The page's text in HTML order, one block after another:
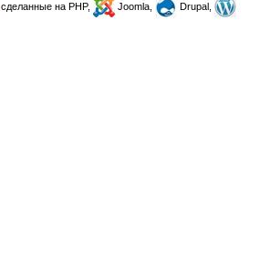
, сделанные на PHP, Joomla,
Drupal,